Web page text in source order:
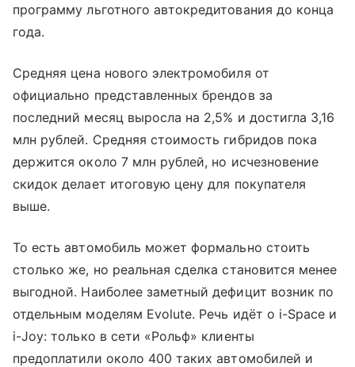
программу льготного автокредитования до конца
года.
Средняя цена нового электромобиля от
официально представленных брендов за
последний месяц выросла на 2,5% и достигла 3,16
млн рублей. Средняя стоимость гибридов пока
держится около 7 млн рублей, но исчезновение
скидок делает итоговую цену для покупателя
выше.
То есть автомобиль может формально стоить
столько же, но реальная сделка становится менее
выгодной. Наиболее заметный дефицит возник по
отдельным моделям Evolute. Речь идёт о i-Space и
i-Joy: только в сети «Рольф» клиенты
предоплатили около 400 таких автомобилей и